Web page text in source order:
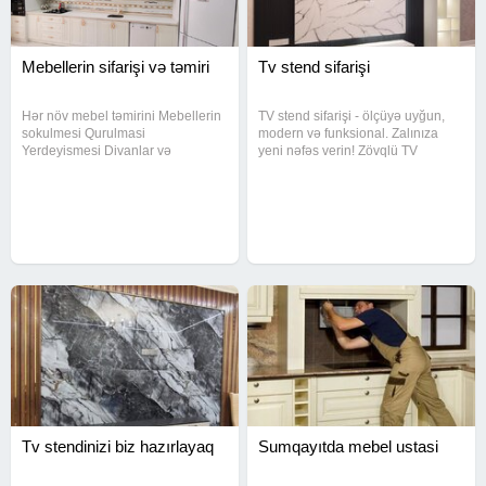
Mebellerin sifarişi və təmiri
Hər növ mebel təmirini Mebellerin
sokulmesi Qurulmasi
Yerdeyismesi Divanlar və
Tv stend sifarişi
TV stend sifarişi - ölçüyə uyğun,
modern və funksional. Zalınıza
yeni nəfəs verin! Zövqlü TV
Tv stendinizi biz hazırlayaq Sumqayıtda mebel ustasi